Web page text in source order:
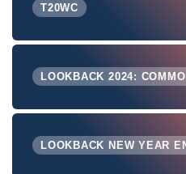
T20WC
LOOKBACK 2024:
LOOKBACK NEW YEAR